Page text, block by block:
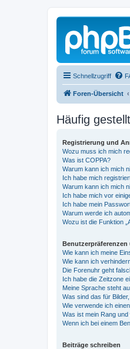
Schnellzugriff
Foren-Übersicht
Häufig
Registrierung und
Wozu muss ich mich
Was ist COPPA?
Warum kann ich mich
Ich habe mich
Warum kann ich mich
Ich habe mich vor
Ich habe mein
Warum werde ich
Wozu ist die Funktion
Wie kann ich meine
Wie kann ich
Die Forenuhr geht
Ich habe die Zeitzone
Meine Sprache steht
Was sind das für
Wie verwende ich
Was ist mein Rang
Wenn ich bei einem
Beiträge schreiben